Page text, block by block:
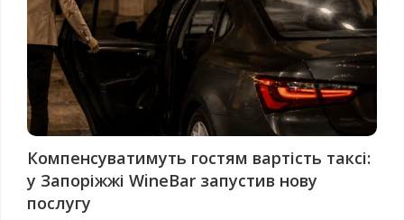
Компенсуватимуть гостям вартість таксі:
у Запоріжжі WineBar запустив нову
послугу